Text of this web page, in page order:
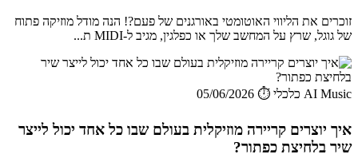
זוכרים את הליווי האוטומטי באורגנים של פעם?! הנה מודל מוזיקה פתוח
של גוגל, שרץ על המחשב שלך או כפלגין, מגיב ל-MIDI ת...
AI Music כלכלי ⏱️ 05/06/2026
איך יוצרים קריירה מוזיקלית בעולם שבו כל אחד יכול לייצר
שיר בלחיצת כפתור?